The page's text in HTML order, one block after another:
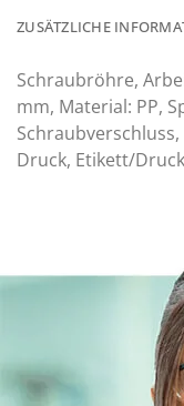
ZUSÄTZLICHE
Schraubröhre,
mm, Material: PP,
Druck, Etikett/